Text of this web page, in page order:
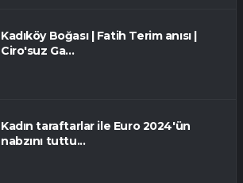
Kadıköy Boğası | Fatih Terim anısı |
Ciro'suz Ga...
Kadın taraftarlar ile Euro 2024'ün
nabzını tuttu...